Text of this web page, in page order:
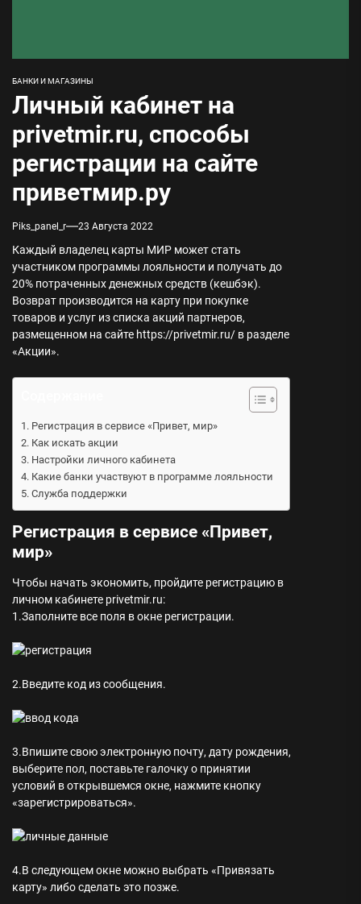
БАНКИ И МАГАЗИНЫ
Личный кабинет на
privetmir.ru, способы
регистрации на сайте
приветмир.ру
Piks_panel_r 23 Августа 2022
Каждый владелец карты МИР может стать
участником программы лояльности и получать до
20% потраченных денежных средств (кешбэк).
Возврат производится на карту при покупке
товаров и услуг из списка акций партнеров,
размещенном на сайте https://privetmir.ru/ в разделе
«Акции».
Регистрация в сервисе «Привет, мир»
Как искать акции
Настройки личного кабинета
Какие банки участвуют в программе лояльности
Служба поддержки
Регистрация в сервисе «Привет,
мир»
Чтобы начать экономить, пройдите регистрацию в
личном кабинете privetmir.ru:
1.Заполните все поля в окне регистрации.
2.Введите код из сообщения.
3.Впишите свою электронную почту, дату рождения,
выберите пол, поставьте галочку о принятии
условий в открывшемся окне, нажмите кнопку
«зарегистрироваться».
4.В следующем окне можно выбрать «Привязать
карту» либо сделать это позже.